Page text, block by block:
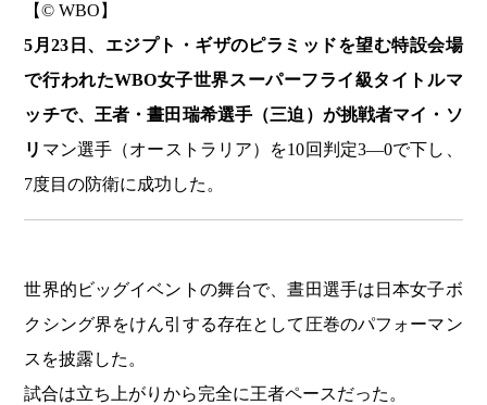
【©️ WBO】
5月23日、エジプト・ギザのピラミッドを望む特設会場
で行われたWBO女子世界スーパーフライ級タイトルマ
ッチで、王者・晝田瑞希選手（三迫）が挑戦者マイ・ソ
リ マン選手（オーストラリア）を10回判定3―0で下し、
7度目の防衛に成功した。
世界的ビッグイベントの舞台で、晝田選手は日本女子ボ
クシング界をけん引する存在として圧巻のパフォーマン
スを披露した。
試合は立ち上がりから完全に王者ペースだった。